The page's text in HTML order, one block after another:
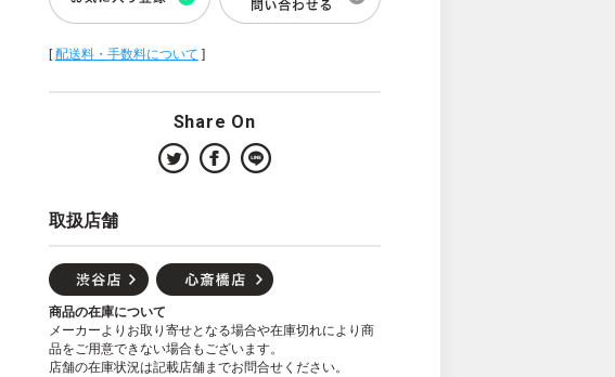
[配送料・手数料について ]
Share On
取扱店舗
商品の在庫について
メーカーよりお取り寄せとなる場合や在庫切れにより商
品をご用意できない場合もございます。
店舗の在庫状況は記載店舗までお問合せください。